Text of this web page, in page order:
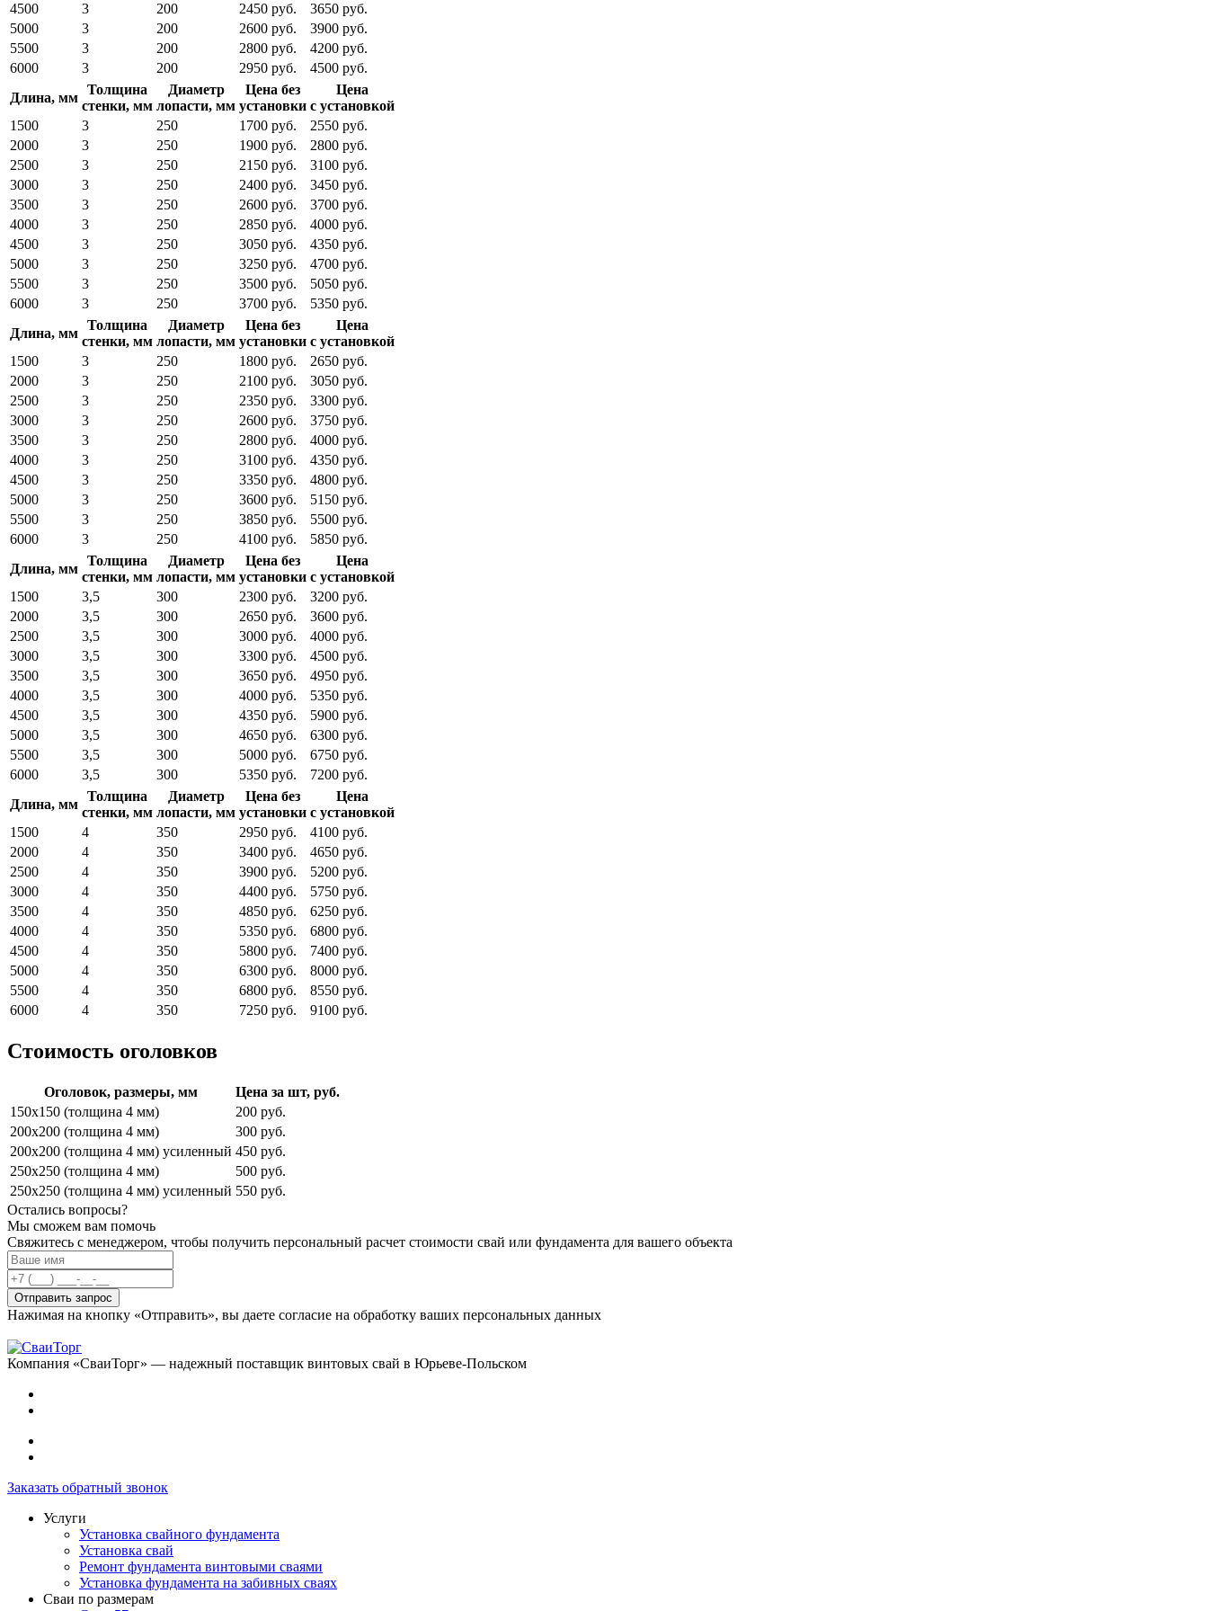
4500
3 200 2450 руб.
3650 руб.
5000
3 200 2600 руб.
3900 руб.
5500
3 200 2800 руб.
4200 руб.
6000
3 200 2950 руб.
4500 руб.
Длина, мм
Толщина
стенки, мм
Диаметр
лопасти, мм
Цена без
установки
Цена
с установкой
1500
3 250 1700 руб.
2550 руб.
2000
3 250 1900 руб.
2800 руб.
2500
3 250 2150 руб.
3100 руб.
3000
3 250 2400 руб.
3450 руб.
3500
3 250 2600 руб.
3700 руб.
4000
3 250 2850 руб.
4000 руб.
4500
3 250 3050 руб.
4350 руб.
5000
3 250 3250 руб.
4700 руб.
5500
3 250 3500 руб.
5050 руб.
6000
3 250 3700 руб.
5350 руб.
Длина, мм
Толщина
стенки, мм
Диаметр
лопасти, мм
Цена без
установки
Цена
с установкой
1500
3 250 1800 руб.
2650 руб.
2000
3 250 2100 руб.
3050 руб.
2500
3 250 2350 руб.
3300 руб.
3000
3 250 2600 руб.
3750 руб.
3500
3 250 2800 руб.
4000 руб.
4000
3 250 3100 руб.
4350 руб.
4500
3 250 3350 руб.
4800 руб.
5000
3 250 3600 руб.
5150 руб.
5500
3 250 3850 руб.
5500 руб.
6000
3 250 4100 руб.
5850 руб.
Длина, мм
Толщина
стенки, мм
Диаметр
лопасти, мм
Цена без
установки
Цена
с установкой
1500
3,5 300 2300 руб.
3200 руб.
2000
3,5 300 2650 руб.
3600 руб.
2500
3,5 300 3000 руб.
4000 руб.
3000
3,5 300 3300 руб.
4500 руб.
3500
3,5 300 3650 руб.
4950 руб.
4000
3,5 300 4000 руб.
5350 руб.
4500
3,5 300 4350 руб.
5900 руб.
5000
3,5 300 4650 руб.
6300 руб.
5500
3,5 300 5000 руб.
6750 руб.
6000
3,5 300 5350 руб.
7200 руб.
Длина, мм
Толщина
стенки, мм
Диаметр
лопасти, мм
Цена без
установки
Цена
с установкой
1500
4 350 2950 руб.
4100 руб.
2000
4 350 3400 руб.
4650 руб.
2500
4 350 3900 руб.
5200 руб.
3000
4 350 4400 руб.
5750 руб.
3500
4 350 4850 руб.
6250 руб.
4000
4 350 5350 руб.
6800 руб.
4500
4 350 5800 руб.
7400 руб.
5000
4 350 6300 руб.
8000 руб.
5500
4 350 6800 руб.
8550 руб.
6000
4 350 7250 руб. 9100 руб.
Стоимость оголовков
Оголовок, размеры, мм
Цена за шт, руб.
150х150 (толщина 4 мм)
200 руб.
200х200 (толщина 4 мм)
300 руб.
200х200 (толщина 4 мм) усиленный 450 руб.
250х250 (толщина 4 мм)
500 руб.
250х250 (толщина 4 мм) усиленный 550 руб.
Остались вопросы?
Мы сможем вам помочь
Свяжитесь с менеджером, чтобы получить персональный расчет стоимости свай или фундамента для вашего объекта
Отправить запрос
Нажимая на кнопку «Отправить», вы даете согласие на обработку ваших персональных данных
Компания «СваиТорг» — надежный поставщик винтовых свай в Юрьеве-Польском
Заказать обратный звонок
Услуги
Установка свайного фундамента
Установка свай
Ремонт фундамента винтовыми сваями
Установка фундамента на забивных сваях
Сваи по размерам